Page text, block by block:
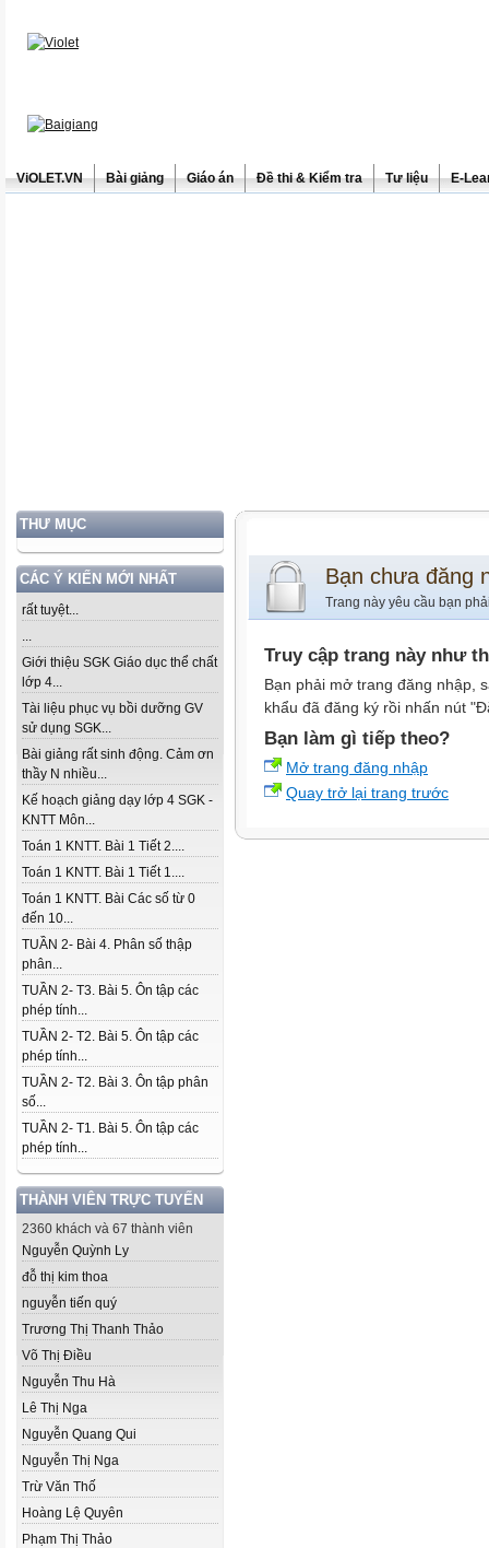
ViOLET.VN Bài giảng Giáo án Đề thi & Kiểm tra Tư liệu E-
THƯ MỤC
CÁC Ý KIẾN MỚI NHẤT
rất tuyệt...
...
Giới thiệu SGK Giáo dục thể chất
lớp 4...
Tài liệu phục vụ bồi dưỡng GV
sử dụng SGK...
Bài giảng rất sinh động. Cảm ơn
thầy N nhiều...
Kế hoạch giảng dạy lớp 4 SGK -
KNTT Môn...
Toán 1 KNTT. Bài 1 Tiết 2....
Toán 1 KNTT. Bài 1 Tiết 1....
Toán 1 KNTT. Bài Các số từ 0
đến 10...
TUẦN 2- Bài 4. Phân số thập
phân...
TUẦN 2- T3. Bài 5. Ôn tập các
phép tính...
TUẦN 2- T2. Bài 5. Ôn tập các
phép tính...
TUẦN 2- T2. Bài 3. Ôn tập phân
số...
TUẦN 2- T1. Bài 5. Ôn tập các
phép tính...
THÀNH VIÊN TRỰC TUYẾN
2360 khách và 67 thành viên
Nguyễn Quỳnh Ly
đỗ thị kim thoa
nguyễn tiến quý
Trương Thị Thanh Thảo
Võ Thị Điều
Nguyễn Thu Hà
Lê Thị Nga
Nguyễn Quang Qui
Nguyễn Thị Nga
Trừ Văn Thố
Hoàng Lệ Quyên
Phạm Thị Thảo
Bạn chưa đăng
Trang này yêu cầu bạn
Truy cập trang này như
Bạn phải mở trang đăng nhập,
khẩu đã đăng ký rồi nhấn nút
Bạn làm gì tiếp theo?
Mở trang đăng nhập
Quay trở lại trang trước